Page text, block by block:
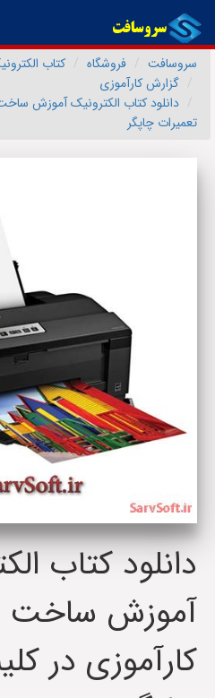
سروسافت
فروشگاه
کتاب
گزارش کارآموزی
دانلود کتاب الکترونیک آموزش
تعمیرات چاپگر
دانلود کتاب
آموزش ساخت
کارآموزی در